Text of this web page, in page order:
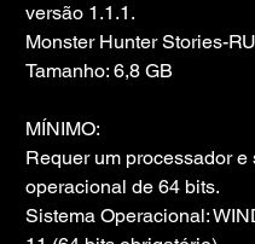
versão 1.1.1.
Monster Hunter Stories-
Tamanho: 6,8 GB
MÍNIMO:
Requer um processador e
operacional de 64 bits.
Sistema Operacional: